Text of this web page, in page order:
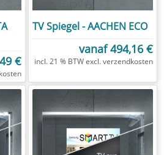
€
TV Spiegel - AACHEN ECO
vanaf494,16 €
excl.verzendkosten